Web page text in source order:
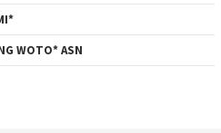
WOTO* ASN